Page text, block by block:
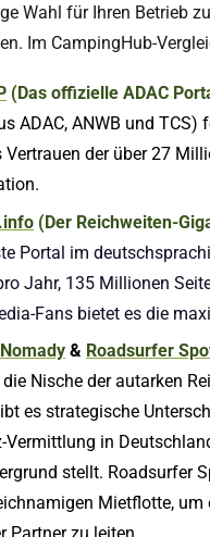
Wahl für Ihren Betrieb
Im CampingHub-
(Das offizielle ADAC
ADAC, ANWB und
Vertrauen der über 27
(Der Reichweiten-
Portal im
Jahr, 135 Millionen
Fans bietet es die
Nomady & Roadsurfer
Nische der autarken
es strategische
Vermittlung in
stellt. Roadsurfer
Mietflotte,